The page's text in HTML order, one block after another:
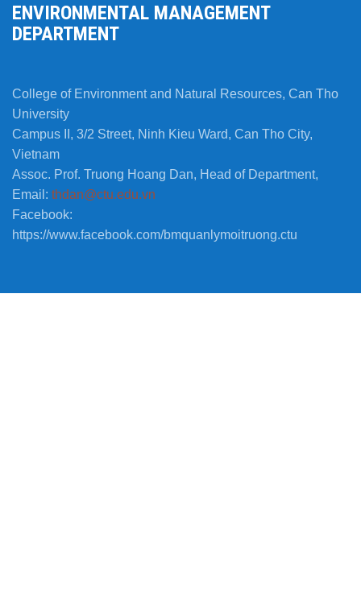
ENVIRONMENTAL MANAGEMENT
DEPARTMENT
College of Environment and Natural Resources, Can Tho
University
Campus II, 3/2 Street, Ninh Kieu Ward, Can Tho City,
Vietnam
Assoc. Prof. Truong Hoang Dan, Head of Department,
Email: thdan@ctu.edu.vn
Facebook:
https://www.facebook.com/bmquanlymoitruong.ctu